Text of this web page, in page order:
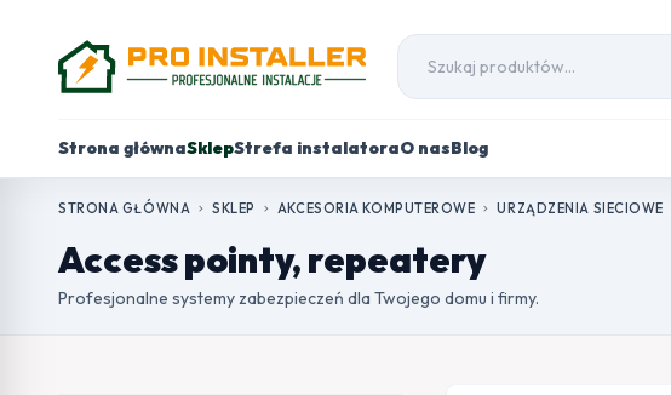
Strona głównaSklepStrefa instalatoraO nasBlog
STRONA GŁÓWNA chevron_right SKLEP chevron_right AKCESORIA KOMPUTEROWE chevron_right URZĄDZENIA SIECIOWE
Access pointy, repeatery
Profesjonalne systemy zabezpieczeń dla Twojego domu i firmy.